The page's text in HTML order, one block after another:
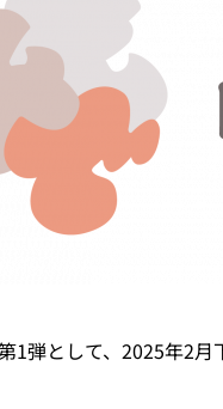
1弾として、2025年2